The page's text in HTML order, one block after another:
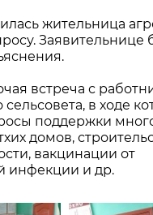
жительница
Заявительнице
встреча с
в ходе
поддержки
домов,
вакцинации от
инфекции и др.